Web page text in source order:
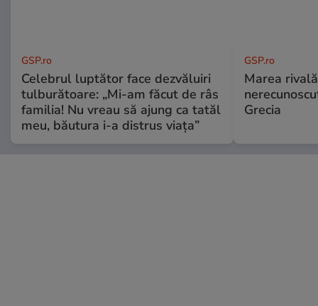
GSP.ro
Celebrul luptător face dezvăluiri
tulburătoare: „Mi-am făcut de râs
familia! Nu vreau să ajung ca tatăl
meu, băutura i-a distrus viața”
GSP.ro
Marea
Grecia